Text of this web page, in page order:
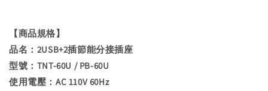
【商品規格】
品名：2USB+2插節能分接插座
型號：TNT-60U / PB-60U
使用電壓：AC 110V 60Hz